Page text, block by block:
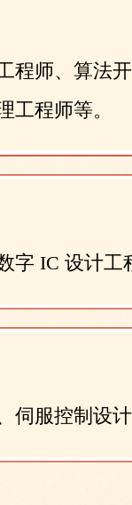
程师、算法
工程师等。
字 IC 设计工
伺服控制设